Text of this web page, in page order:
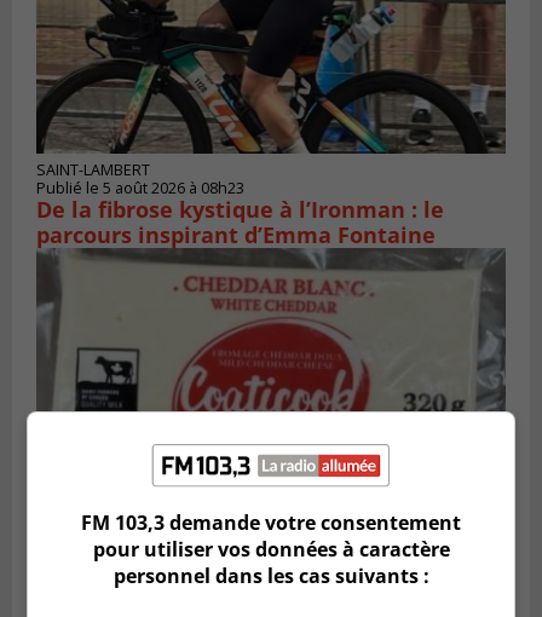
SAINT-LAMBERT
Publié le 5 août 2026 à 08h23
De la fibrose kystique à l’Ironman : le
parcours inspirant d’Emma Fontaine
Publié le 4 août 2026 à 13h18
Des fromages de la Laiterie Coaticook
FM 103,3 demande votre consentement
pour utiliser vos données à caractère
personnel dans les cas suivants :